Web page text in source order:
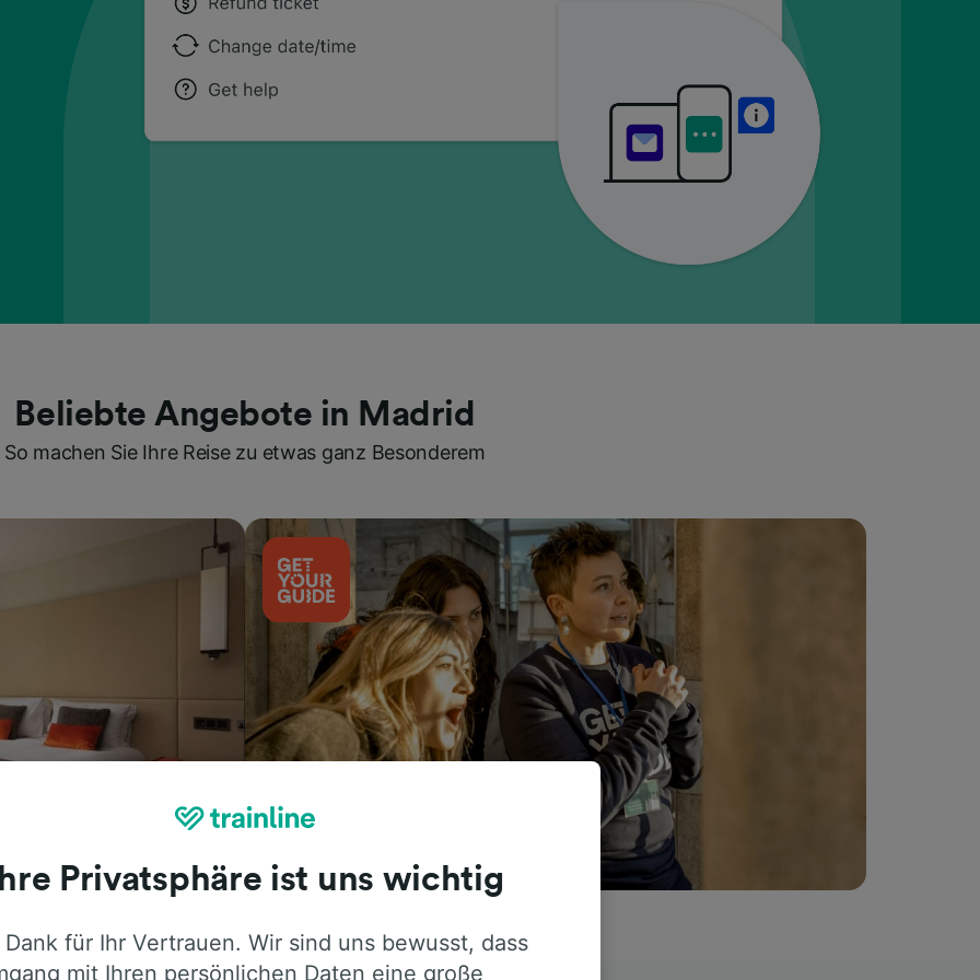
Beliebte Angebote in Madrid
So machen Sie Ihre Reise zu etwas ganz Besonderem
Ihre Privatsphäre ist uns wichtig
für Ihr Vertrauen. Wir sind uns bewusst, dass
mit Ihren persönlichen Daten eine große